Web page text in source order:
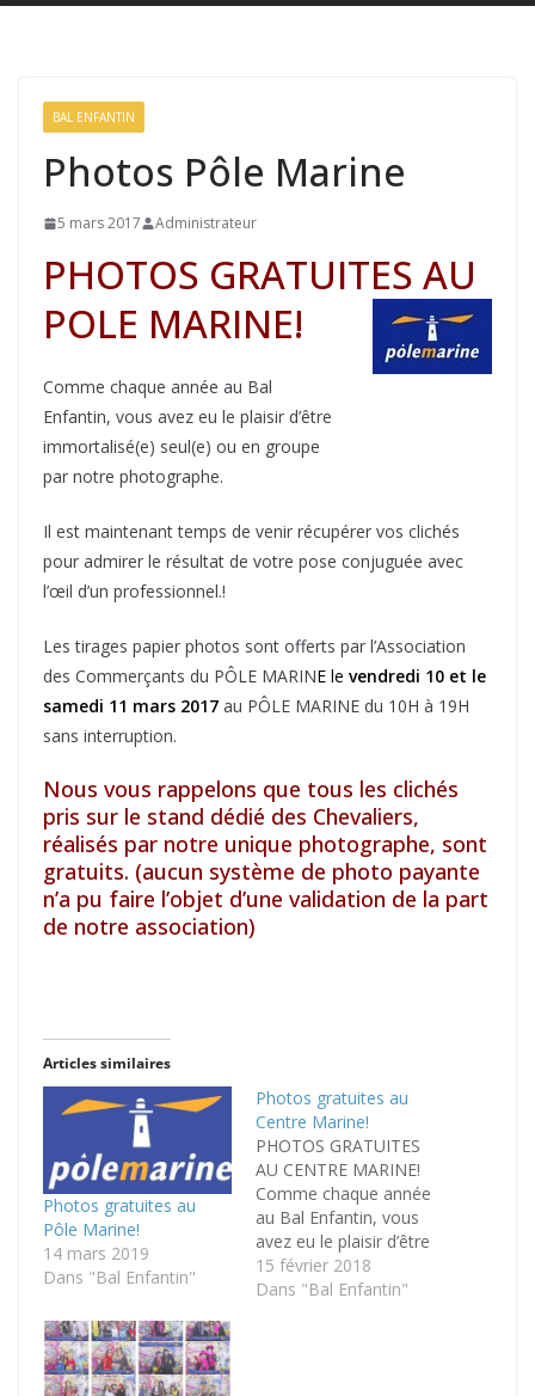
BAL ENFANTIN
Photos Pôle Marine
5 mars 2017 Administrateur
PHOTOS GRATUITES AU
POLE MARINE!
Comme chaque année au Bal
Enfantin, vous avez eu le plaisir d’être
immortalisé(e) seul(e) ou en groupe
par notre photographe.
Il est maintenant temps de venir récupérer vos clichés
pour admirer le résultat de votre pose conjuguée avec
l’œil d’un professionnel.!
Les tirages papier photos sont offerts par l’Association
des Commerçants du PÔLE MARINE le vendredi 10 et le
samedi 11 mars 2017 au PÔLE MARINE du 10H à 19H
sans interruption.
Nous vous rappelons que tous les clichés
pris sur le stand dédié des Chevaliers,
réalisés par notre unique photographe, sont
gratuits. (aucun système de photo payante
n’a pu faire l’objet d’une validation de la part
de notre association)
Articles similaires
Photos gratuites au
Pôle Marine!
14 mars 2019
Dans "Bal Enfantin"
Photos gratuites au
Centre Marine!
PHOTOS GRATUITES
AU CENTRE MARINE!
Comme chaque année
au Bal Enfantin, vous
avez eu le plaisir d’être
immortalisé(e) seul(e)
ou en groupe par notre
15 février 2018
Dans "Bal Enfantin"